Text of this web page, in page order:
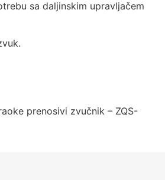
sa daljinskim upravljačem
prenosivi zvučnik – ZQS-